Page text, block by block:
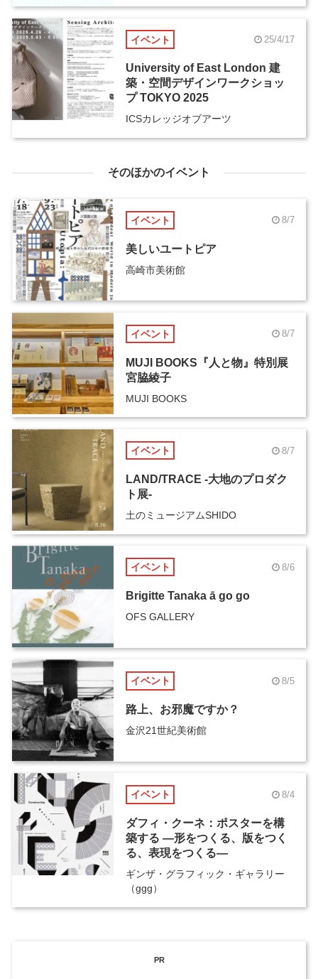
イベント 25/4/17
University of East London 建
築・空間デザインワークショッ
プ TOKYO 2025
ICSカレッジオブアーツ
そのほかのイベント
イベント 8/7
美しいユートピア
高崎市美術館
イベント 8/7
MUJI BOOKS『人と物』特別展
宮脇綾子
MUJI BOOKS
イベント 8/7
LAND/TRACE -大地のプロダク
ト展-
土のミュージアムSHIDO
イベント 8/6
Brigitte Tanaka ā go go
OFS GALLERY
イベント 8/5
路上、お邪魔ですか？
金沢21世紀美術館
イベント 8/4
ダフィ・クーネ：ポスターを構
築する ―形をつくる、版をつく
る、表現をつくる―
ギンザ・グラフィック・ギャラリー
（ggg）
PR